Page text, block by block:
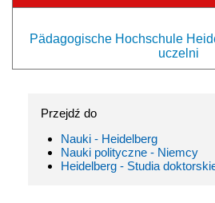
Pädagogische Hochschule
uczelni
Przejdź do
Nauki - Heidelberg
Nauki polityczne - Niemcy
Heidelberg - Studia